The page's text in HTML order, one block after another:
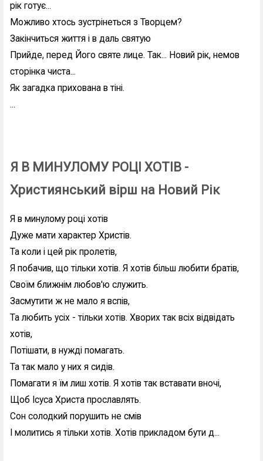
рік готує...
Можливо хтось зустрінеться з Творцем?
Закінчиться життя і в даль святую
Прийде, перед Його святе лице. Так... Новий рік, немов
сторінка чиста...
Як загадка прихована в тіні.
...
Я В МИНУЛОМУ РОЦІ ХОТІВ -
Християнський вірш на Новий Рік
Я в минулому році хотів
Дуже мати характер Христів.
Та коли і цей рік пролетів,
Я побачив, що тільки хотів. Я хотів більш любити братів,
Своїм ближнім любов'ю служить.
Засмутити ж не мало я вспів,
Та любить усіх - тільки хотів. Хворих так всіх відвідать
хотів,
Потішати, в нужді помагать.
Та так мало у них я сидів.
Помагати я їм лиш хотів. Я хотів так вставати вночі,
Щоб Ісуса Христа прославлять.
Сон солодкий порушить не смів
І молитись я тільки хотів. Хотів прикладом бути д...